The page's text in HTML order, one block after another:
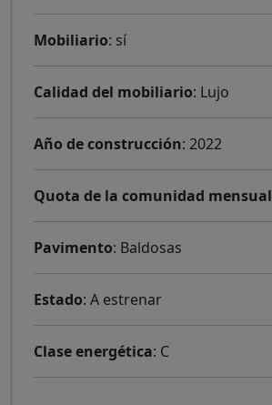
Mobiliario: sí
Calidad del mobiliario: Lujo
Año de construcción: 2022
Quota de la comunidad mensual
Pavimento: Baldosas
Estado: A estrenar
Clase energética: C